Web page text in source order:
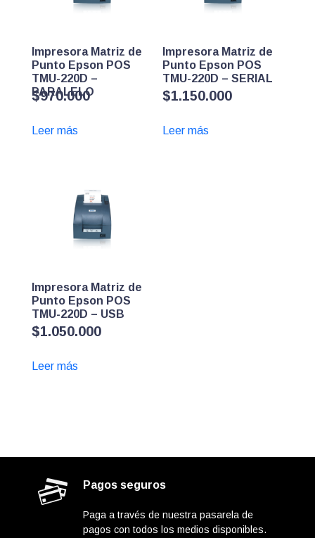
Impresora Matriz de
Punto Epson POS
TMU-220D –
PARALELO
$970.000
Leer más
Impresora Matriz de
Punto Epson POS
TMU-220D – SERIAL
$1.150.000
Leer más
Impresora Matriz de
Punto Epson POS
TMU-220D – USB
$1.050.000
Leer más
Pagos seguros
Paga a través de nuestra pasarela de
pagos con todos los medios disponibles.